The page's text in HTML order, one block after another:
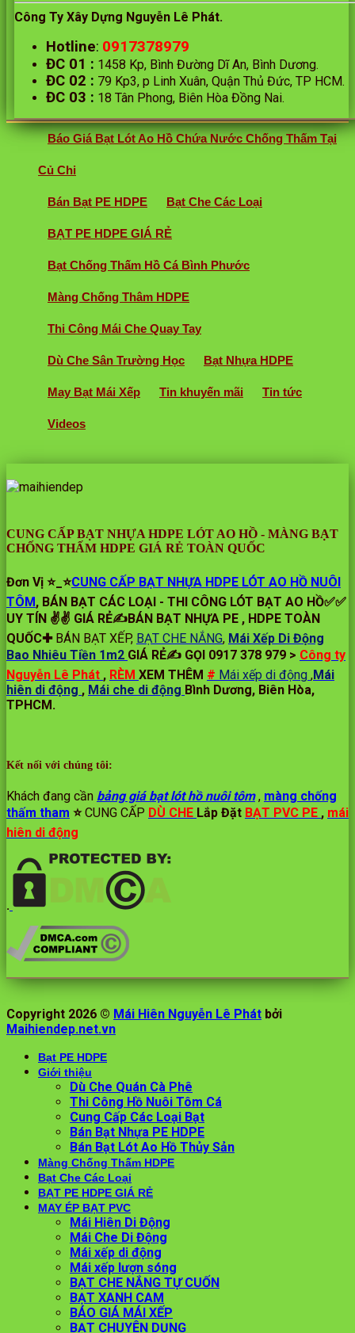
Công Ty Xây Dựng Nguyễn Lê Phát.
Hotline: 0917378979
ĐC 01 : 1458 Kp, Bình Đường Dĩ An, Bình Dương.
ĐC 02 : 79 Kp3, p Linh Xuân, Quận Thủ Đức, TP HCM.
ĐC 03 : 18 Tân Phong, Biên Hòa Đồng Nai.
Báo Giá Bạt Lót Ao Hồ Chứa Nước Chống Thấm Tại
Củ Chi
Bán Bạt PE HDPE Bạt Che Các Loại
BẠT PE HDPE GIÁ RẺ
Bạt Chống Thấm Hồ Cá Bình Phước
Màng Chống Thâm HDPE
Thi Công Mái Che Quay Tay
Dù Che Sân Trường Học Bạt Nhựa HDPE
May Bạt Mái Xếp Tin khuyến mãi Tin tức
Videos
CUNG CẤP BẠT NHỰA HDPE LÓT AO HỒ - MÀNG BẠT
CHỐNG THẤM HDPE GIÁ RẺ TOÀN QUỐC
Đơn Vị ⭐️_⭐CUNG CẤP BẠT NHỰA HDPE LÓT AO HỒ NUÔI
TÔM, BÁN BẠT CÁC LOẠI - THI CÔNG LÓT BẠT AO HỒ✅✅
UY TÍN ✌✌ GIÁ RẺ✍BÁN BẠT NHỰA PE , HDPE TOÀN
QUỐC✚BÁN BẠT XẾP, BẠT CHE NẮNG, Mái Xếp Di Động
Bao Nhiêu Tiền 1m2 GIÁ RẺ✍ GỌI 0917 378 979 > Công ty
Nguyễn Lê Phát , RÈM XEM THÊM # Mái xếp di động ,Mái
hiên di động , Mái che di động Bình Dương, Biên Hòa,
TPHCM.
Kết nối với chúng tôi:
Khách đang cần bảng giá bạt lót hồ nuôi tôm, màng chống
thấm tham ⭐️CUNG CẤP DÙ CHE Lắp Đặt BẠT PVC PE , mái
hiên di động
.
Copyright 2026 © Mái Hiên Nguyễn Lê Phát bởi
Maihiendep.net.vn
Bạt PE HDPE
Giới thiệu
Dù Che Quán Cà Phê
Thi Công Hồ Nuôi Tôm Cá
Cung Cấp Các Loại Bạt
Bán Bạt Nhựa PE HDPE
Bán Bạt Lót Ao Hồ Thủy Sản
Màng Chống Thấm HDPE
Bạt Che Các Loại
BẠT PE HDPE GIÁ RẺ
MAY ÉP BẠT PVC
Mái Hiên Di Động
Mái Che Di Động
Mái xếp di động
Mái xếp lượn sóng
BẠT CHE NẮNG TỰ CUỐN
BẠT XANH CAM
BÁO GIÁ MÁI XẾP
BẠT CHUYÊN DỤNG